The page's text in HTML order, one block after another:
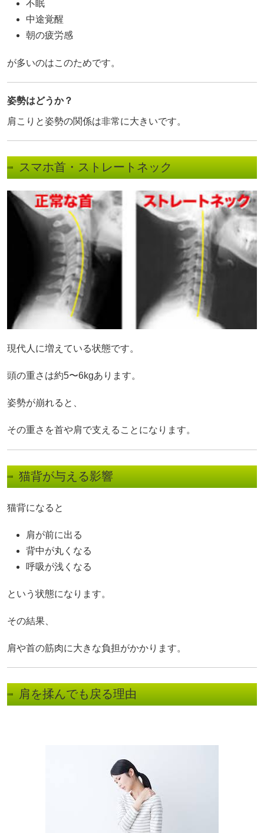
不眠
中途覚醒
朝の疲労感
が多いのはこのためです。
姿勢はどうか？
肩こりと姿勢の関係は非常に大きいです。
スマホ首・ストレートネック
現代人に増えている状態です。
頭の重さは約5〜6kgあります。
姿勢が崩れると、
その重さを首や肩で支えることになります。
猫背が与える影響
猫背になると
肩が前に出る
背中が丸くなる
呼吸が浅くなる
という状態になります。
その結果、
肩や首の筋肉に大きな負担がかかります。
肩を揉んでも戻る理由